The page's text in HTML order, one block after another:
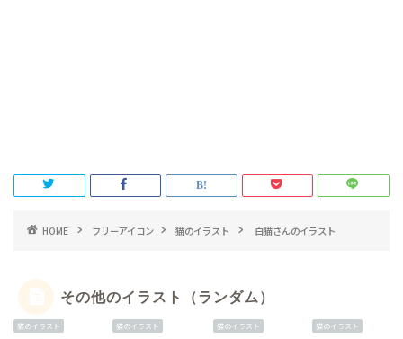
HOME フリーアイコン 猫のイラスト 白猫さんのイラスト
その他のイラスト（ランダム）
猫のイラスト 猫のイラスト 猫のイラスト 猫のイラスト